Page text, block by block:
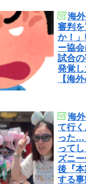
海
審判
か！
ー協
試合
発覚し
【海
海
て行
った…
って
ズニ
後『
する